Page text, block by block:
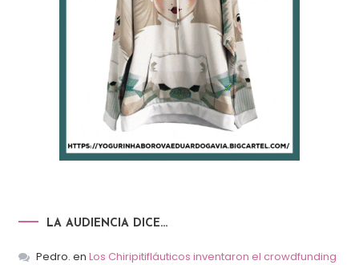
LA AUDIENCIA DICE…
Pedro. en Los Chiripitifláuticos inventaron el crowdfunding